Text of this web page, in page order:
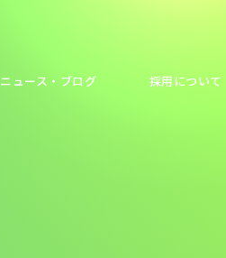
ニュース・ブログ 採用について